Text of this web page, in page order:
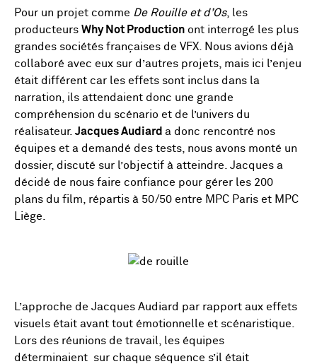
Pour un projet comme De Rouille et d’Os, les
producteurs Why Not Production ont interrogé les plus
grandes sociétés françaises de VFX. Nous avions déjà
collaboré avec eux sur d’autres projets, mais ici l’enjeu
était différent car les effets sont inclus dans la
narration, ils attendaient donc une grande
compréhension du scénario et de l’univers du
réalisateur. Jacques Audiard a donc rencontré nos
équipes et a demandé des tests, nous avons monté un
dossier, discuté sur l’objectif à atteindre. Jacques a
décidé de nous faire confiance pour gérer les 200
plans du film, répartis à 50/50 entre MPC Paris et MPC
Liège.
L’approche de Jacques Audiard par rapport aux effets
visuels était avant tout émotionnelle et scénaristique.
Lors des réunions de travail, les équipes
déterminaient sur chaque séquence s’il était